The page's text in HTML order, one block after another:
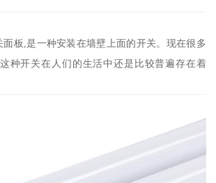
板,是一种安装在墙壁上面的开关。现在很多
种开关在人们的生活中还是比较普遍存在着